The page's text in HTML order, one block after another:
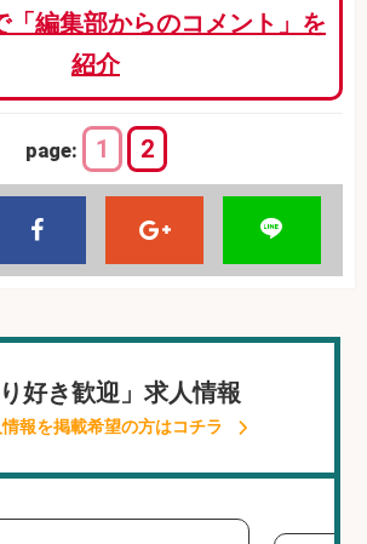
「編集部からのコメント」を
紹介
page: 1 2
り好き歓迎」求人情報
報を掲載希望の方はコチラ